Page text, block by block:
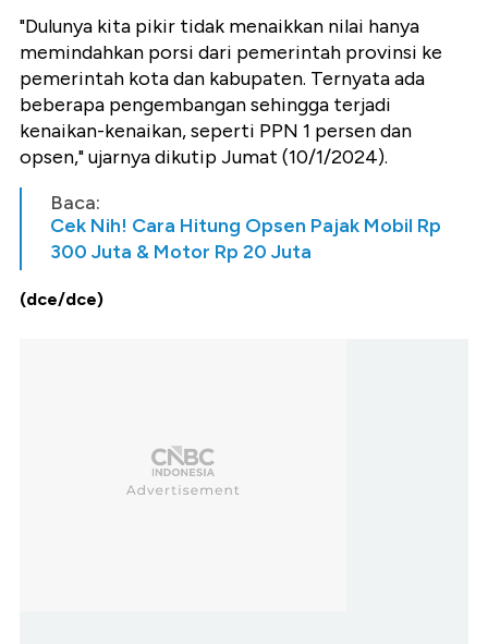
"Dulunya kita pikir tidak menaikkan nilai hanya
memindahkan porsi dari pemerintah provinsi ke
pemerintah kota dan kabupaten. Ternyata ada
beberapa pengembangan sehingga terjadi
kenaikan-kenaikan, seperti PPN 1 persen dan
opsen," ujarnya dikutip Jumat (10/1/2024).
Baca:
Cek Nih! Cara Hitung Opsen Pajak Mobil Rp
300 Juta & Motor Rp 20 Juta
(dce/dce)